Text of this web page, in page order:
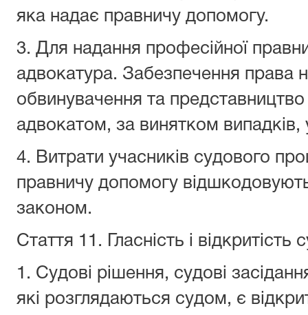
яка надає правничу допомогу.
3. Для надання професійної
адвокатура. Забезпечення права
обвинувачення та
адвокатом, за винятком
4. Витрати учасників судового
правничу допомогу
законом.
Стаття 11. Гласність і
1. Cудові рішення, судові
які розглядаються судом, є